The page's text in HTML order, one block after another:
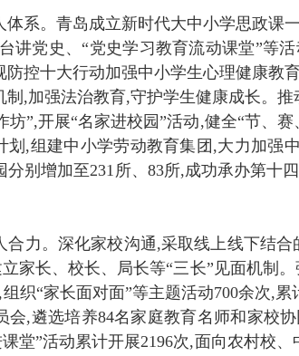
体系。青岛成立新时代大中小学思政课
讲党史、“党史学习教育流动课堂”等
防控十大行动加强中小学生心理健康教
制,加强法治教育,守护学生健康成长。
坊”,开展“名家进校园”活动,健全“节、
划,组建中小学劳动教育集团,大力加强
分别增加至231所、83所,成功承办第十
合力。深化家校沟通,采取线上线下结合
家长、校长、局长等“三长”见面机制
织“家长面对面”等主题活动700余次,
会,遴选培养84名家庭教育名师和家校
堂”活动累计开展2196次,面向农村校